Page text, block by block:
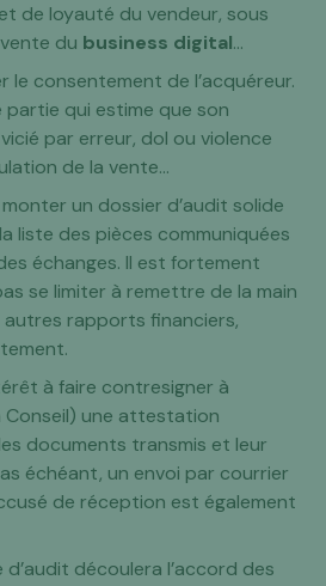
de loyauté du vendeur, sous
du business digital…
le consentement de l’acquéreur.
qui estime que son
par erreur, dol ou violence
de la vente…
monter un dossier d’audit solide
liste des pièces communiquées
échanges. Il est fortement
se limiter à remettre de la main
autres rapports financiers,
à faire contresigner à
Conseil) une attestation
documents transmis et leur
échéant, un envoi par courrier
de réception est également
découlera l’accord des